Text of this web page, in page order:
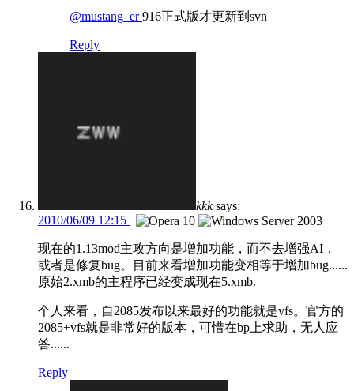
@mustang_er916正式版才更新到svn
Reply
kkk says:
2010/06/09 12:15
现在的1.13mod主攻方向是增加功能，而不去增强AI，
或者是修复bug。目前来看增加功能变相等于增加bug......
原始2.xmb的主程序已经变成现在5.xmb.
个人来看，自2085发布以来最好的功能就是vfs。官方的
2085+vfs就是非常好的版本，可惜在bp上求助，无人应
答......
Reply